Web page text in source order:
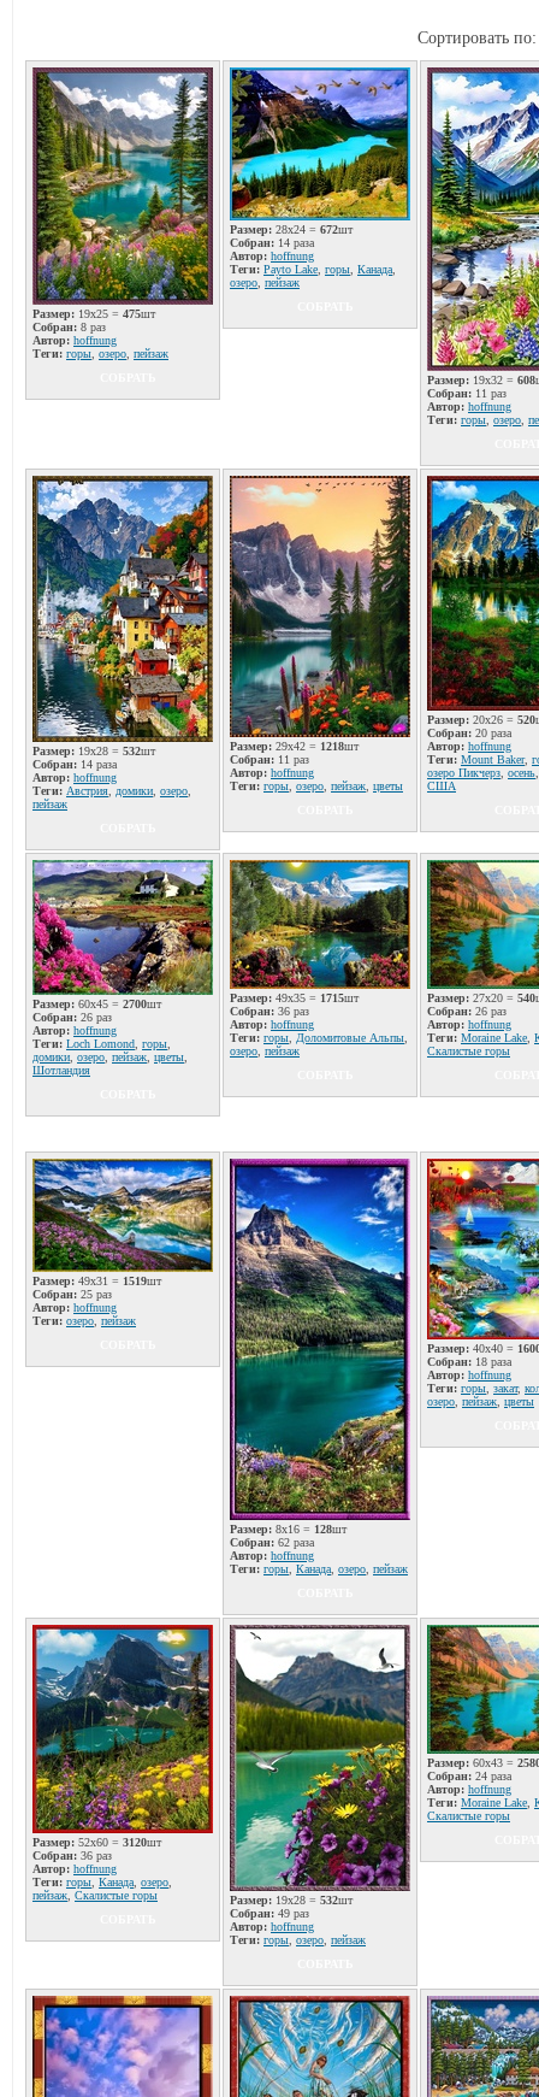
Сортировать
Размер: 19x25 = 475шт
Собран: 8 раз
Автор: hoffnung
Теги: горы озеро пейзаж
Размер: 28x24 = 672шт
Собран: 14 раза
Автор: hoffnung
Теги: Payto Lake горы Канада
озеро пейзаж
Размер: 19x32 = 608
Собран: 11 раз
Автор: hoffnung
Теги: горы озеро
Размер: 19x28 = 532шт
Собран: 14 раза
Автор: hoffnung
Теги: Австрия домики озеро
пейзаж
Размер: 29x42 = 1218шт
Собран: 11 раз
Автор: hoffnung
Теги: горы озеро пейзаж цветы
Размер: 20x26 = 520
Собран: 20 раза
Автор: hoffnung
Теги: Mount Baker,
озеро Пикчерз осень
США
Размер: 60x45 = 2700шт
Собран: 26 раз
Автор: hoffnung
Теги: Loch Lomond горы
домики озеро пейзаж цветы
Шотландия
Размер: 49x35 = 1715шт
Собран: 36 раз
Автор: hoffnung
Теги: горы Доломитовые Альпы
озеро пейзаж
Размер: 27x20 = 540
Собран: 26 раз
Автор: hoffnung
Теги: Moraine Lake
Скалистые горы
Размер: 49x31 = 1519шт
Собран: 25 раз
Автор: hoffnung
Теги: озеро пейзаж
Размер: 8x16 = 128шт
Собран: 62 раза
Автор: hoffnung
Теги: горы Канада озеро пейзаж
Размер: 40x40 =
Собран: 18 раза
Автор: hoffnung
Теги: горы закат,
озеро пейзаж цветы
Размер: 52x60 = 3120шт
Собран: 36 раз
Автор: hoffnung
Теги: горы Канада озеро
пейзаж Скалистые горы
Размер: 19x28 = 532шт
Собран: 49 раз
Автор: hoffnung
Теги: горы озеро пейзаж
Размер: 60x43 =
Собран: 24 раза
Автор: hoffnung
Теги: Moraine Lake
Скалистые горы